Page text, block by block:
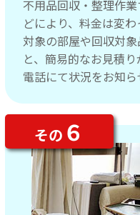
不用品回収・整理作
どにより、料金は変
対象の部屋や回収対
と、簡易的なお見積
電話にて状況をお知ら
その ６